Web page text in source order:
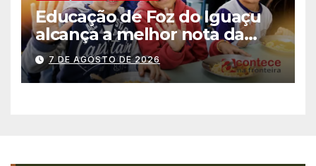
Educação de Foz do Iguaçu
alcança a melhor nota da
história no IDEB
7 DE AGOSTO DE 2026